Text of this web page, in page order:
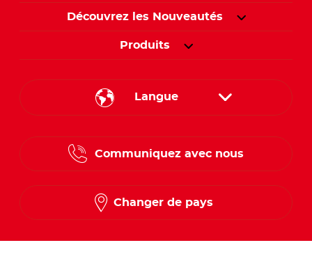
Découvrez les Nouveautés
Produits
Langue
English
Communiquez avec nous
Changer de pays